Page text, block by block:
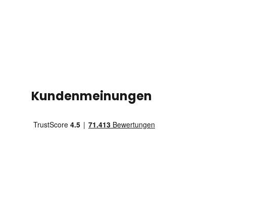
Kundenmeinungen